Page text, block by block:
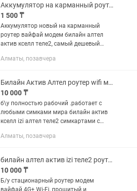
Аккумулятор на карманный роутер алтел билайн актив теле2
1 500 ₸
Аккумулятор новый на карманный
роутер вайфай модем билайн алтел
актив кселл теле2, самый дешевый
модели Звоните круглосуточно,
Алматы, позавчера
Билайн Актив Алтел роутер wifi модем 4G до 150мб.сек
10 000 ₸
б\у полностью рабочий .работает с
любыми симками мира билайн актив
кселл izi алтел теле2 симкартами с
сек, по стандарту 4G+ CPE можно
Алматы, позавчера
билайн алтел актив izi теле2 роутер модем 4G
10 000 ₸
Б/у стационарный роутер модем
вайфай 4G+ Wi-Fi, прошитый и